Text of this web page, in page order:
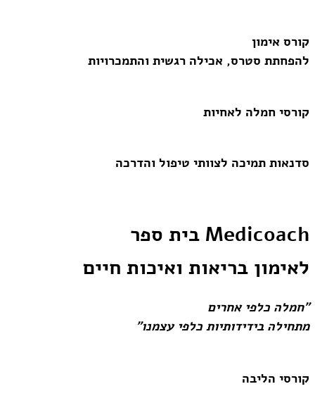
קורס אימון
להפחתת סטרס, אכילה רגשית והתמכרויות
קורסי חמלה לאחיות
סדנאות תמיכה לצוותי טיפול והדרכה
Medicoach בית ספר
לאימון בריאות ואיכות חיים
"חמלה כלפי אחרים
מתחילה בידידותיות כלפי עצמנו"
קורסי הליבה